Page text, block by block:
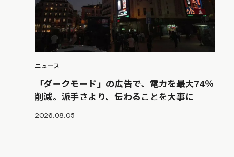
ニュース
「ダークモード」の広告で、電力を最大74％
削減。派手さより、伝わることを大事に
2026.08.05